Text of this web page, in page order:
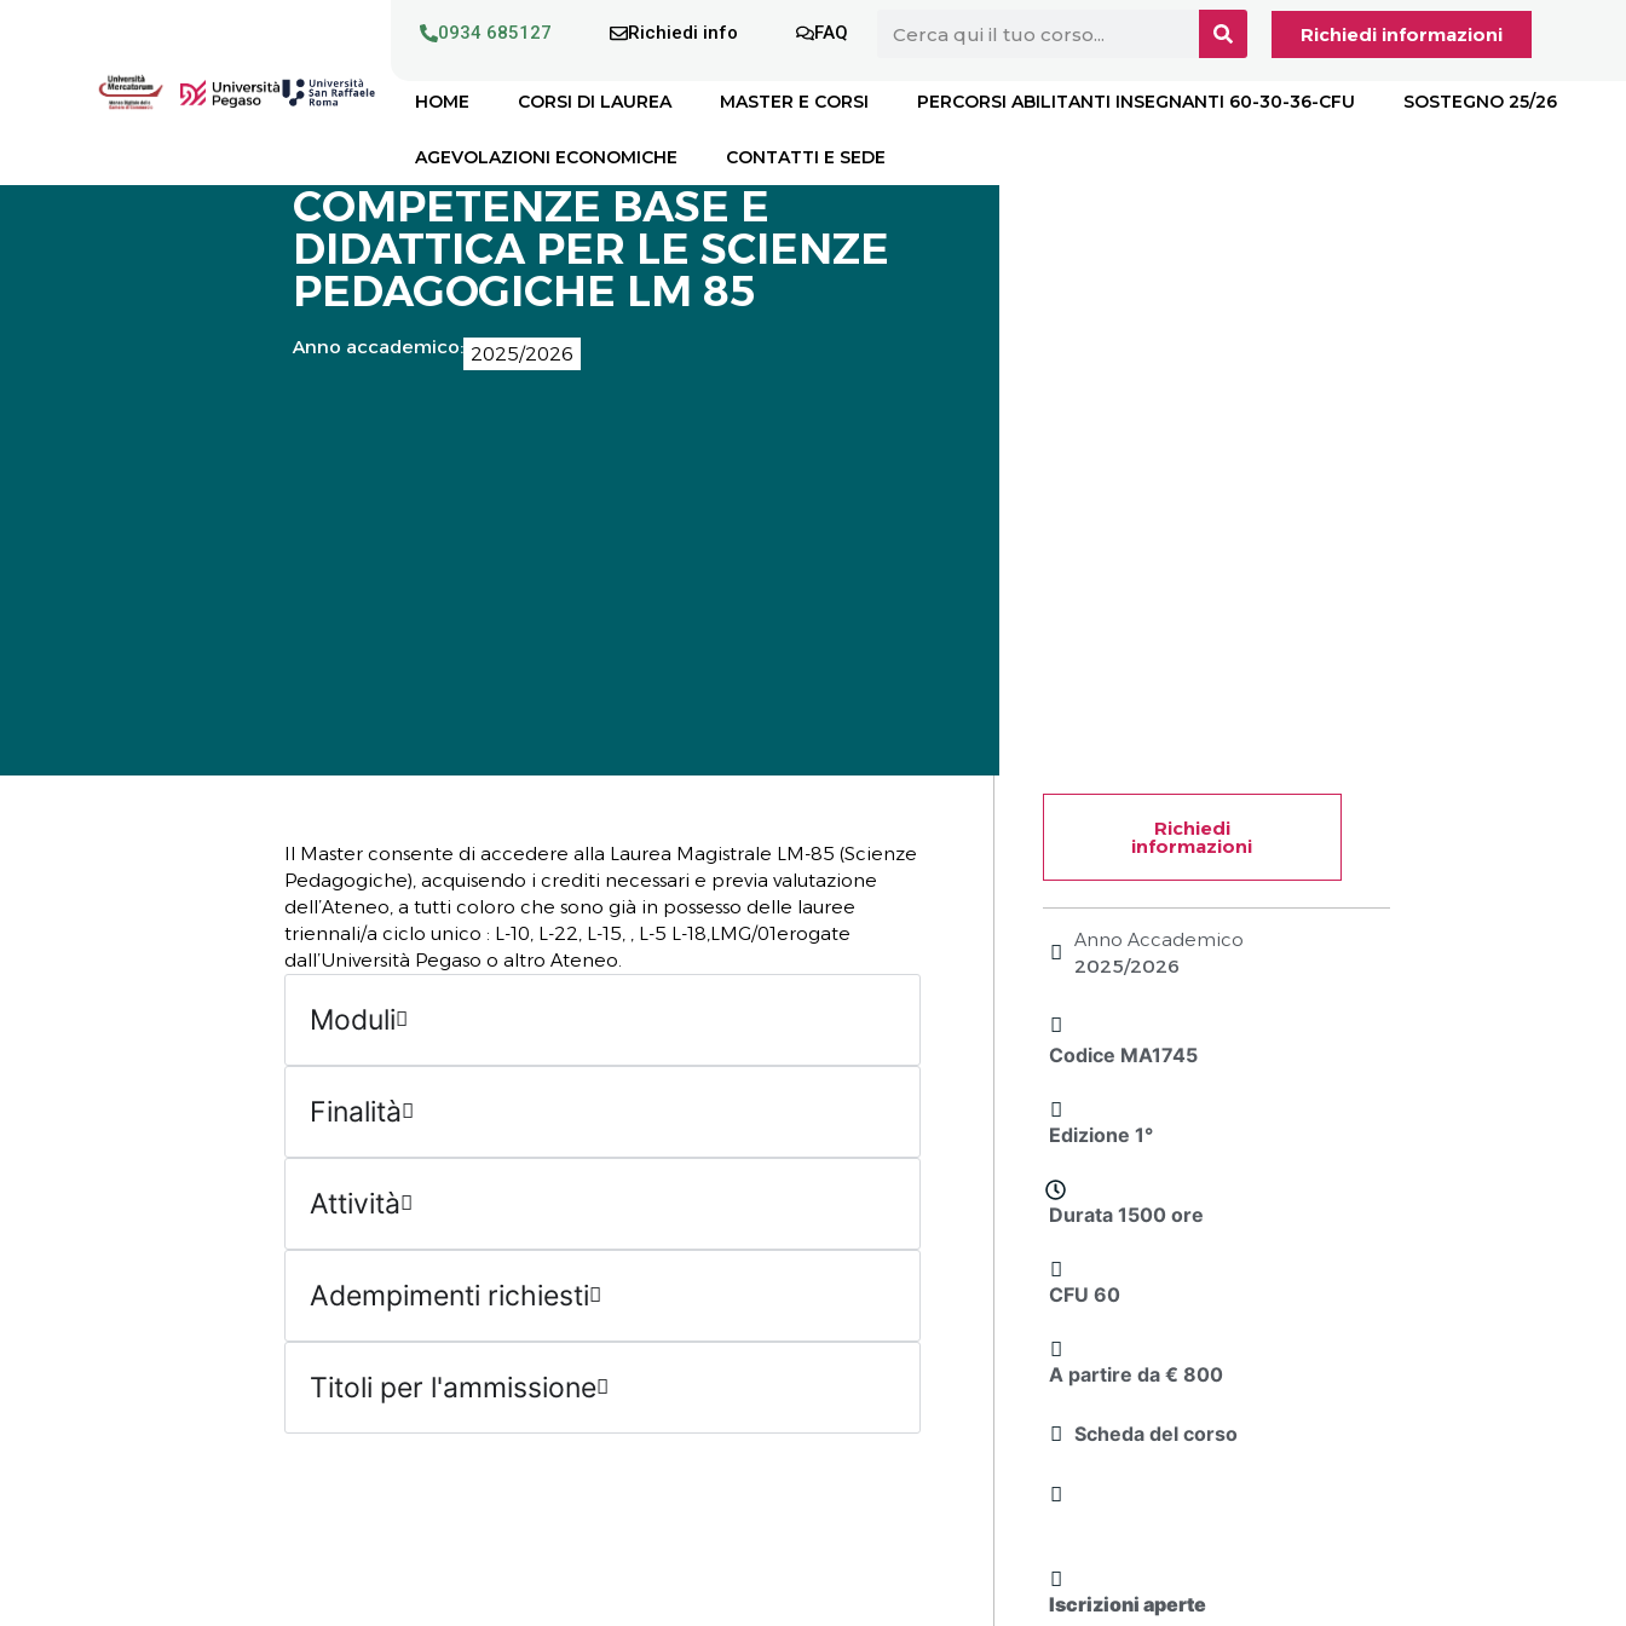
0934 685127 Richiedi info FAQ Richiedi informazioni
HOME CORSI DI LAUREA MASTER E CORSI PERCORSI ABILITANTI INSEGNANTI 60-30-36-CFU SOSTEGNO 25/26
AGEVOLAZIONI ECONOMICHE CONTATTI E SEDE
COMPETENZE BASE E
DIDATTICA PER LE SCIENZE
PEDAGOGICHE LM 85
Anno accademico: 2025/2026
Il Master consente di accedere alla Laurea Magistrale LM-85 (Scienze
Pedagogiche), acquisendo i crediti necessari e previa valutazione
dell’Ateneo, a tutti coloro che sono già in possesso delle lauree
triennali/a ciclo unico : L-10, L-22, L-15, , L-5 L-18,LMG/01erogate
dall’Università Pegaso o altro Ateneo.
Moduli
Finalità
Attività
Adempimenti richiesti
Titoli per l'ammissione
Richiedi
informazioni
Anno Accademico
2025/2026
Codice MA1745
Edizione 1°
Durata 1500 ore
CFU 60
A partire da € 800
Scheda del corso
Iscrizioni aperte